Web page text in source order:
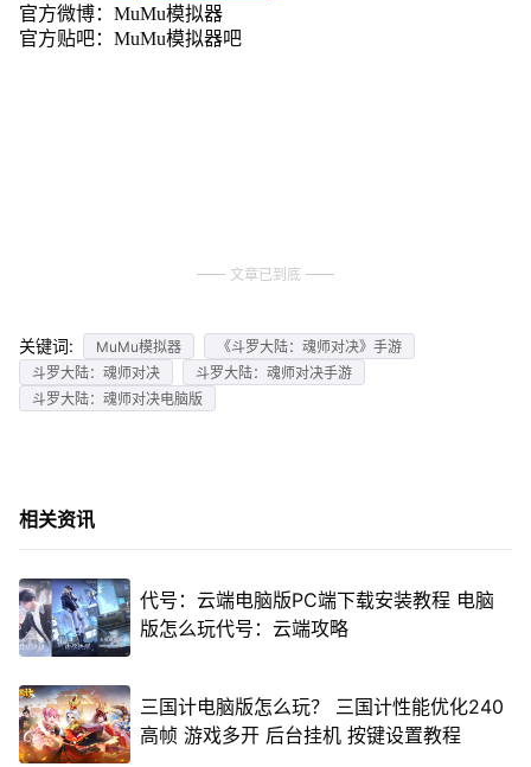
官方微博：MuMu模拟器
官方贴吧：MuMu模拟器吧
文章已到底
关键词: MuMu模拟器
《斗罗大陆：魂师对决》手游
斗罗大陆：魂师对决
斗罗大陆：魂师对决手游
斗罗大陆：魂师对决电脑版
相关资讯
代号：云端电脑版PC端下载安装教程 电脑
版怎么玩代号：云端攻略
三国计电脑版怎么玩？ 三国计性能优化240
高帧 游戏多开 后台挂机 按键设置教程